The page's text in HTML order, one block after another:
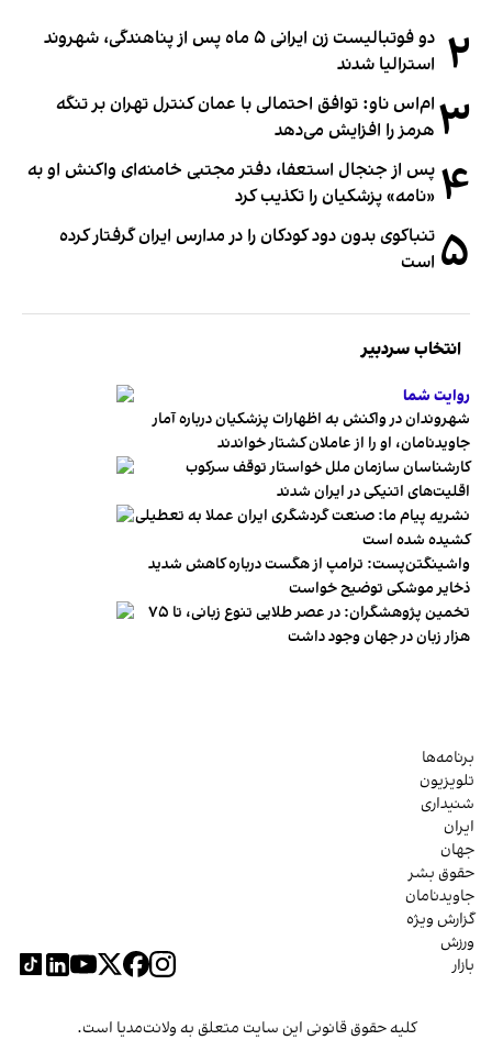
۲
دو فوتبالیست زن ایرانی ۵ ماه پس از پناهندگی، شهروند
استرالیا شدند
۳ ام‌اس ناو: توافق احتمالی با عمان کنترل تهران بر تنگه
هرمز را افزایش می‌دهد
۴ پس از جنجال استعفا، دفتر مجتبی خامنه‌ای واکنش او به
«نامه» پزشکیان را تکذیب کرد
۵ تنباکوی بدون دود کودکان را در مدارس ایران گرفتار کرده
است
انتخاب سردبیر
روایت شما
شهروندان در واکنش به اظهارات پزشکیان درباره آمار
جاویدنامان، او را از عاملان کشتار خواندند
کارشناسان سازمان ملل خواستار توقف سرکوب
اقلیت‌های اتنیکی در ایران شدند
نشریه پیام ما: صنعت گردشگری ایران عملا به تعطیلی
کشیده شده است
واشینگتن‌پست: ترامپ از هگست درباره کاهش شدید
ذخایر موشکی توضیح خواست
تخمین پژوهشگران: در عصر طلایی تنوع زبانی، تا ۷۵
هزار زبان در جهان وجود داشت
برنامه‌ها
تلویزیون
شنیداری
ایران
جهان
حقوق بشر
جاویدنامان
گزارش ویژه
ورزش
بازار
کلیه حقوق قانونی این سایت متعلق به ولانت‌مدیا است.